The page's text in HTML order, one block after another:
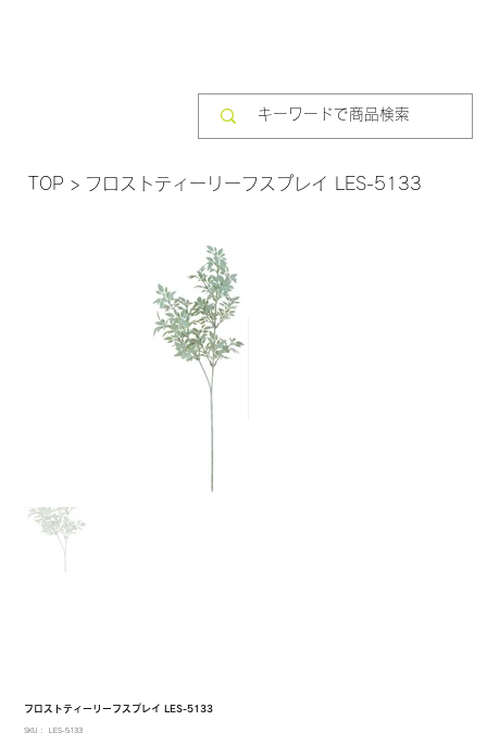
TOP > フロストティーリーフスプレイ LES-5133
フロストティーリーフスプレイ LES-5133
SKU：
SKU：
LES-5133